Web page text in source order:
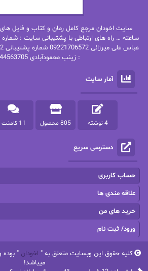
بیتا فرخی
پاتریشیا ویلسون پرتو
پرستو
پرستو مهاجر
پرهام رسولی
پروانه قدیمی پروانه
پریسا شکور(طوفان خاموش)
پنلوپه وارد
تاران
ترنم.25
ثمین سرابی جان فاولز
ساعته … راه های ارتباطی با پشتیبانی سایت :
: زینب محمودآبادی 09944563705
آمار سایت
4 نوشته 805 محصول 11 کامنت
دسترسی سریع
حساب کاربری
علاقه مندی ها
خرید های من
ورود/ ثبت نام
کلیه حقوق این وبسایت متعلق به " اخودان " بوده
میباشد!